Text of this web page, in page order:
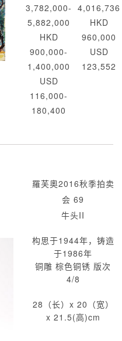
3,782,000-
5,882,000
HKD
900,000-
1,400,000
USD
116,000-
180,400
4,016,736
HKD
960,000
USD
123,552
羅芙奧2016秋季拍卖
会 69
牛头II
构思于1944年，铸造
于1986年
铜雕 棕色铜锈 版次
4/8
28（长）x 20（宽）
x 21.5(高)cm